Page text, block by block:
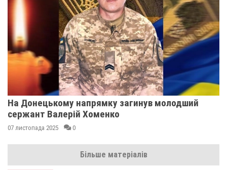
На Донецькому напрямку загинув молодший
сержант Валерій Хоменко
07 листопада 2025 0
Більше матеріалів